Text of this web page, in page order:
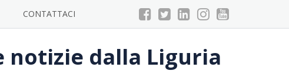
CONTATTACI
dalla Liguria